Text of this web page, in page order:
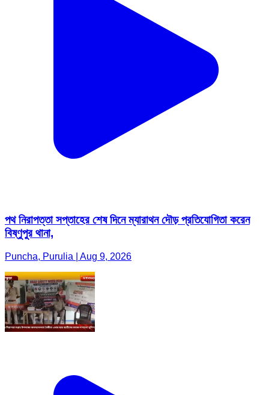
পথ নিরাপত্তা সপ্তাহের শেষ দিনে ম্যারাথন দৌড় প্রতিযোগিতা করেন
বিষ্ণুপুর থানা,
Puncha, Purulia | Aug 9, 2026